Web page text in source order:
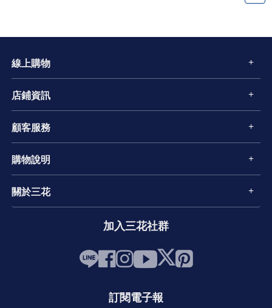
線上購物
店鋪資訊
顧客服務
購物說明
關於三花
加入三花社群
訂閱電子報